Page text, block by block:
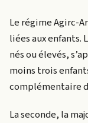
Le régime Agirc-
liées aux enfants.
nés ou élevés,
moins trois
complémentaire
La seconde, la